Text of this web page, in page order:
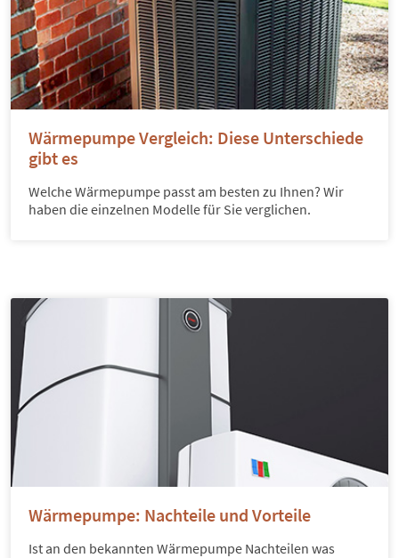
Wärmepumpe Vergleich: Diese Unterschiede
gibt es
Welche Wärmepumpe passt am besten zu Ihnen? Wir
haben die einzelnen Modelle für Sie verglichen.
Wärmepumpe: Nachteile und Vorteile
Ist an den bekannten Wärmepumpe Nachteilen was